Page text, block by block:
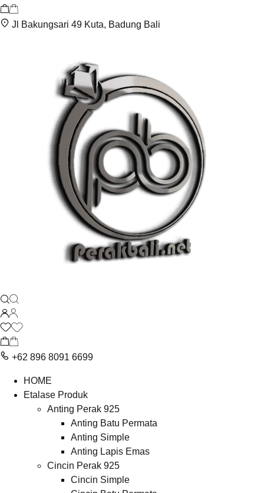
Jl Bakungsari 49 Kuta, Badung Bali
+62 896 8091 6699
HOME
Etalase Produk
Anting Perak 925
Anting Batu Permata
Anting Simple
Anting Lapis Emas
Cincin Perak 925
Cincin Simple